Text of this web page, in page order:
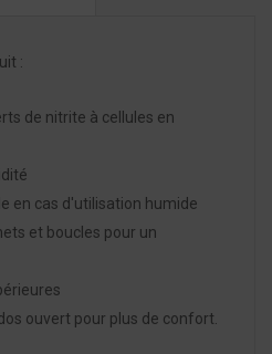
:
de nitrite à cellules en
en cas d'utilisation humide
et boucles pour un
ouvert pour plus de confort.